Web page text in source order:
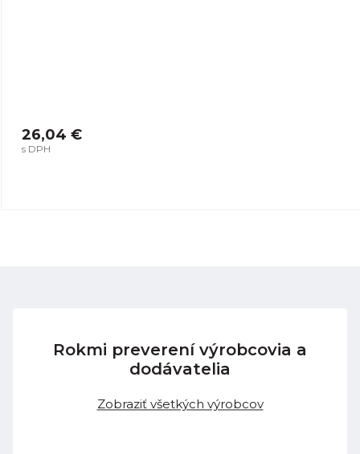
26,04 €
s DPH
Rokmi preverení výrobcovia a
dodávatelia
Zobraziť všetkých výrobcov